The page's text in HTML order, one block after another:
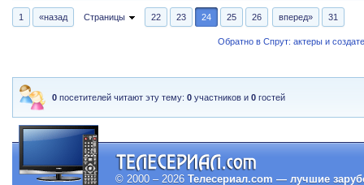
1 «назад Страницы 22 23 24 25 26 вперед» 31
Обратно в Спрут: актеры и
0 посетителей читают эту тему:0 участников и0 гостей
© 2000 – 2026 Телесериал.com — лучшие